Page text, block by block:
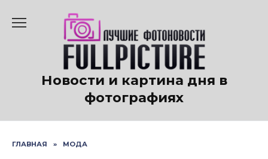
содержанию
Новости и картина дня в
фотографиях
ГЛАВНАЯ » МОДА